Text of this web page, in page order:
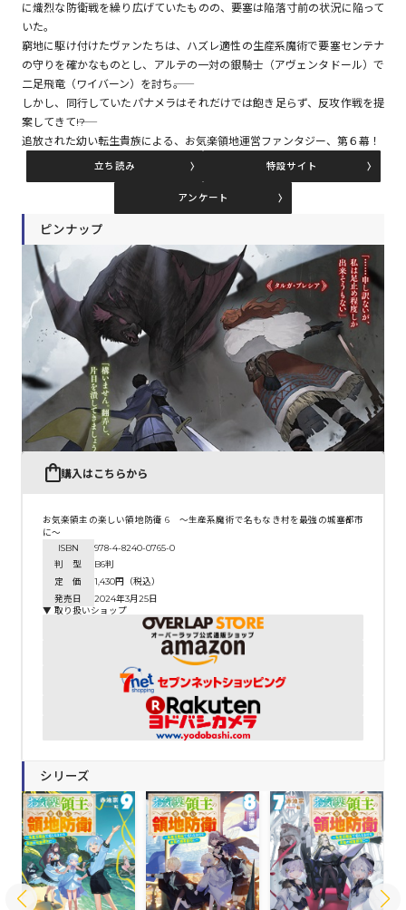
コミックパルフェ
コミックエッセイ
閉じる
に熾烈な防衛戦を繰り広げていたものの、要塞は陥落寸前の状況に陥って
いた。
窮地に駆け付けたヴァンたちは、ハズレ適性の生産系魔術で要塞センテナ
の守りを確かなものとし、アルテの一対の銀騎士（アヴェンタドール）で
二足飛竜（ワイバーン）を討ち――。
しかし、同行していたパナメラはそれだけでは飽き足らず、反攻作戦を提
案してきて――!?
追放された幼い転生貴族による、お気楽領地運営ファンタジー、第６幕！
立ち読み 特設サイト
アンケート
ピンナップ
購入はこちらから
お気楽領主の楽しい領地防衛 6 ～生産系魔術で名もなき村を最強の城塞都市
に～
ISBN
978-4-8240-0765-0
判 型
B6判
定 価
1,430円（税込）
発売日
2024年3月25日
▼ 取り扱いショップ
シリーズ